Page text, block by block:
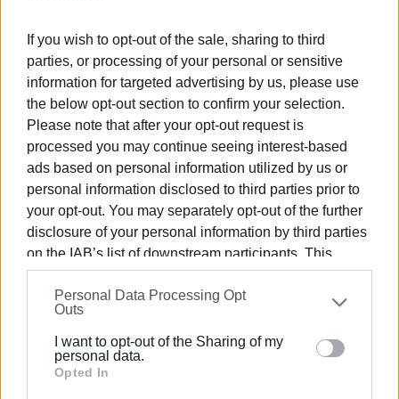
If you wish to opt-out of the sale, sharing to third
parties, or processing of your personal or sensitive
information for targeted advertising by us, please use
the below opt-out section to confirm your selection.
Please note that after your opt-out request is
processed you may continue seeing interest-based
ads based on personal information utilized by us or
personal information disclosed to third parties prior to
your opt-out. You may separately opt-out of the further
disclosure of your personal information by third parties
on the IAB’s list of downstream participants. This
information may also be disclosed by us to third parties
on theIAB’s List of Downstream Participants
that may
further disclose it to other third parties.
Please note that this website/app uses one or more
Google services and may gather and store information
Personal Data Processing Opt
Outs
I want to opt-out of the Sharing of my
personal data.
Opted In
μεγαλουργούν χωρίς Εθνικό Αθλητικό Κέντρο, χωρίς
υποδομές στην περιφέρεια του Νομού.
Από την προηγούμενη επίσκεψή σας, κύριε
Πρωθυπουργέ, θα δείτε τα σχολεία μας σε τραγικές
κτηριακές εγκαταστάσεις, με την έξαρση της βίας να
χτυπά την πόρτα στα παιδιά μας, καθώς το «ψηφιακό
σχολείο» με τους διαδραστικούς πίνακες και την εξ
αποστάσεως εκπαίδευση που ευαγγελίζεστε δεν
προβλέπει διαπαιδαγώγηση παρά μόνο «παπαγαλία»
Πανεπιστήμιο να ετοιμάζεται να χάσει Τμήματα και
φοιτητές, καθώς το απαξιώσατε συνειδητά στο βωμό
των Ιδιωτικών Πανεπιστημίων παρά τον στρατηγικό
του ρόλο και την ιστορική του κληρονομιά.